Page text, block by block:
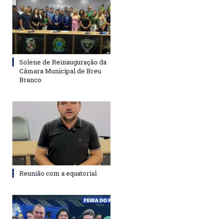
Solene de Reinauguração da
Câmara Municipal de Breu
Branco
Reunião com a equatorial